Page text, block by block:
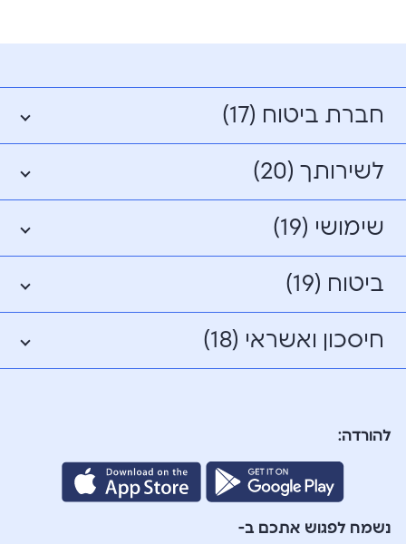
חברת ביטוח (17)
לשירותך (20)
שימושי (19)
ביטוח (19)
חיסכון ואשראי (18)
להורדה:
נשמח לפגוש אתכם ב-